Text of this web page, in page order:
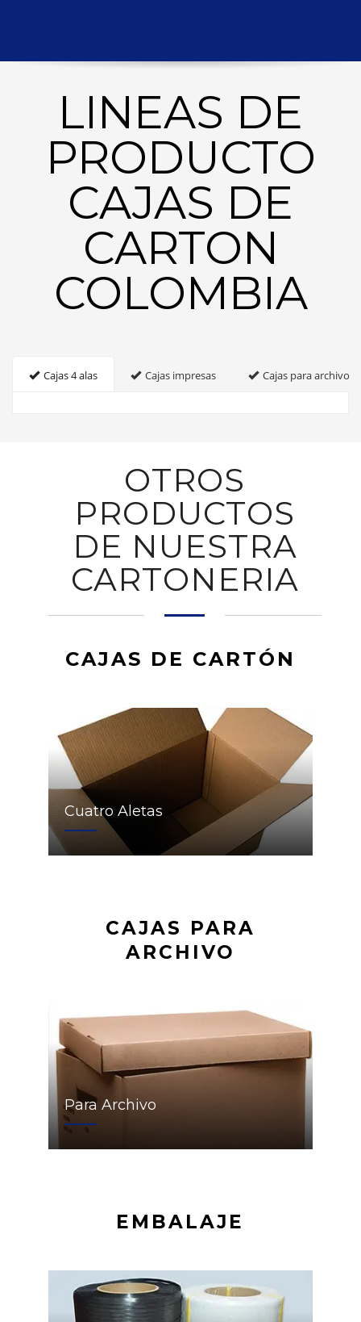
LINEAS DE
PRODUCTO
CAJAS DE
CARTON
COLOMBIA
Cajas 4 alas Cajas impresas Cajas para archivo
OTROS
PRODUCTOS
DE NUESTRA
CARTONERIA
CAJAS DE CARTÓN
Cuatro Aletas
CAJAS PARA
ARCHIVO
Para Archivo
EMBALAJE